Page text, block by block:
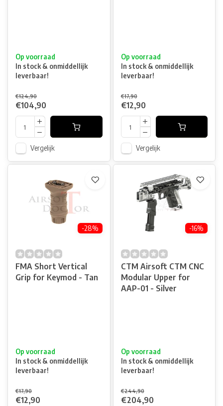
Op voorraad
In stock & onmiddellijk
leverbaar!
€124,90
€104,90
Vergelijk
Op voorraad
In stock & onmiddellijk
leverbaar!
€17,90
€12,90
Vergelijk
-28%
FMA Short Vertical
Grip for Keymod - Tan
Op voorraad
In stock & onmiddellijk
leverbaar!
€17,90
€12,90
-16%
CTM Airsoft CTM CNC
Modular Upper for
AAP-01 - Silver
Op voorraad
In stock & onmiddellijk
leverbaar!
€244,90
€204,90